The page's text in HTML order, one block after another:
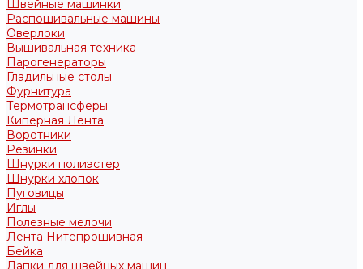
Швейные машинки
Распошивальные машины
Оверлоки
Вышивальная техника
Парогенераторы
Гладильные столы
Фурнитура
Термотрансферы
Киперная Лента
Воротники
Резинки
Шнурки полиэстер
Шнурки хлопок
Пуговицы
Иглы
Полезные мелочи
Лента Нитепрошивная
Бейка
Лапки для швейных машин